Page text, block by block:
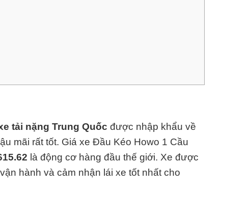
tải nặng Trung Quốc được nhập khẩu về
mãi rất tốt. Giá xe Đầu Kéo Howo 1 Cầu
là động cơ hàng đầu thế giới. Xe được
hành và cảm nhận lái xe tốt nhất cho